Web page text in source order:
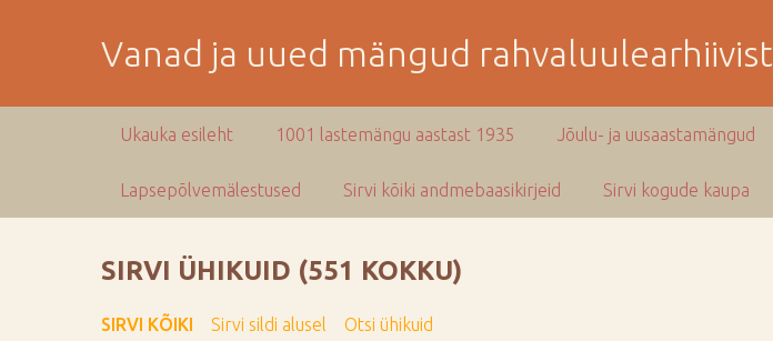
Vanad ja uued mängud rahvaluulearhiivist
Ukauka esileht 1001 lastemängu aastast 1935 Jõulu- ja uusaastamängud
Lapsepõlvemälestused Sirvi kõiki andmebaasikirjeid Sirvi kogude kaupa
SIRVI ÜHIKUID (551 KOKKU)
SIRVI KÕIKI Sirvi sildi alusel Otsi ühikuid